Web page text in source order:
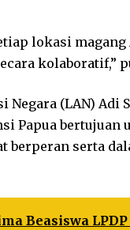
lokasi magang
kolaboratif,”
Negara (LAN) Adi
Papua
berperan serta
Beasiswa